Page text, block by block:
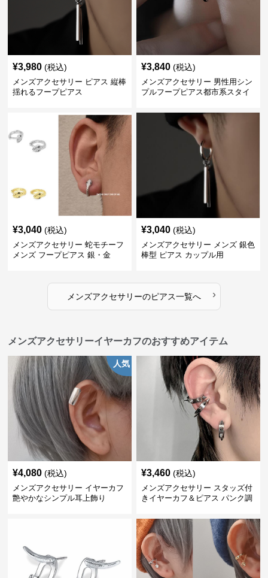
¥3,980 (税込)
メンズアクセサリー ピアス 縦棒
揺れるフープピアス
¥3,840 (税込)
メンズアクセサリー 男性用シン
プルフープピアス都市系スタイ
¥3,040 (税込)
メンズアクセサリー 蛇モチーフ
メンズ フープピアス 銀・金
¥3,040 (税込)
メンズアクセサリー メンズ 銀色
棒型 ピアス カップル用
メンズアクセサリーのピアス一覧へ ›
メンズアクセサリーイヤーカフのおすすめアイテム
人気
¥4,080 (税込)
メンズアクセサリー イヤーカフ
艶やかなシンプル耳上飾り
¥3,460 (税込)
メンズアクセサリー スタッズ付
きイヤーカフ＆ピアス パンク調